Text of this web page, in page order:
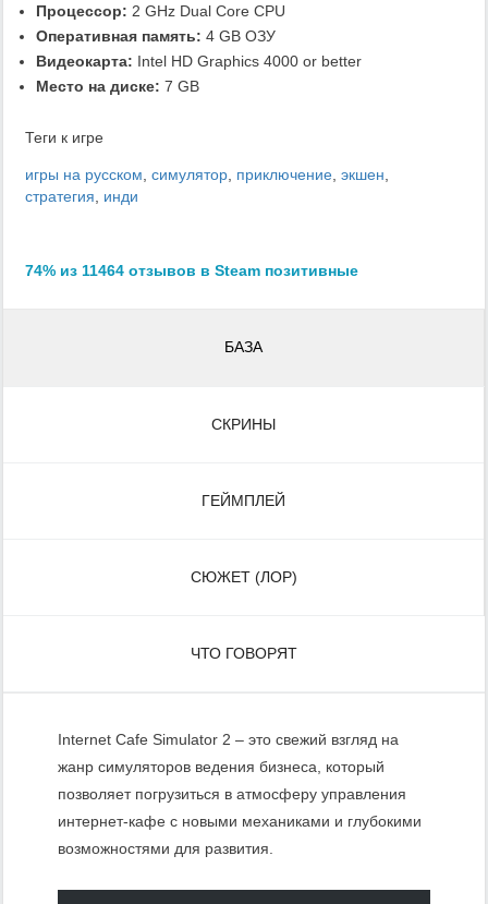
Процессор: 2 GHz Dual Core CPU
Оперативная память: 4 GB ОЗУ
Видеокарта: Intel HD Graphics 4000 or better
Место на диске: 7 GB
Теги к игре
игры на русском симулятор приключение экшен
стратегия
инди
74% из 11464 отзывов в Steam позитивные
БАЗА
СКРИНЫ
ГЕЙМПЛЕЙ
СЮЖЕТ (ЛОР)
ЧТО ГОВОРЯТ
Internet Cafe Simulator 2 – это свежий взгляд на
жанр симуляторов ведения бизнеса, который
позволяет погрузиться в атмосферу управления
интернет-кафе с новыми механиками и глубокими
возможностями для развития.